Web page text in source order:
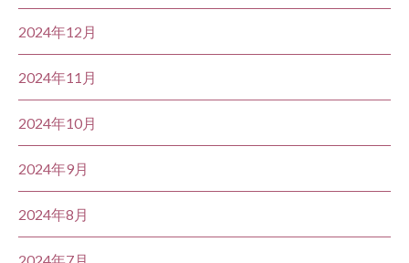
2024年12月
2024年11月
2024年10月
2024年9月
2024年8月